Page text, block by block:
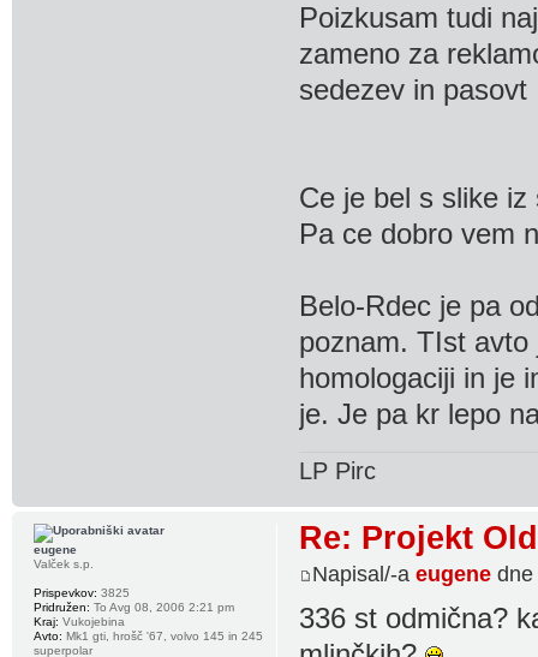
Poizkusam tudi
zameno za
sedezev in
Ce je bel s slike
Pa ce dobro vem
Belo-Rdec je pa
poznam. TIst avto
homologaciji in je
je. Je pa kr lepo
LP Pirc
Re: Projekt
Napisal/-aeugene dne
336 st odmična?
eugene
Valček s.p.
Prispevkov: 3825
Pridružen: To Avg 08, 2006 2:21 pm
Kraj: Vukojebina
Avto: Mk1 gti, hrošč '67, volvo 145 in 245
superpolar